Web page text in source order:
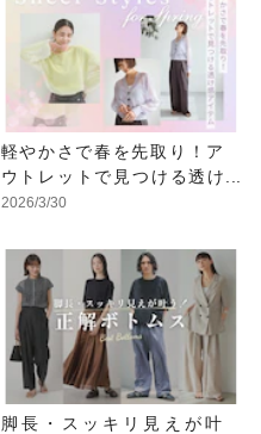
軽やかさで春を先取り！ア
ウトレットで見つける透け
感アイテム
2026/3/30
脚長・スッキリ見えが叶